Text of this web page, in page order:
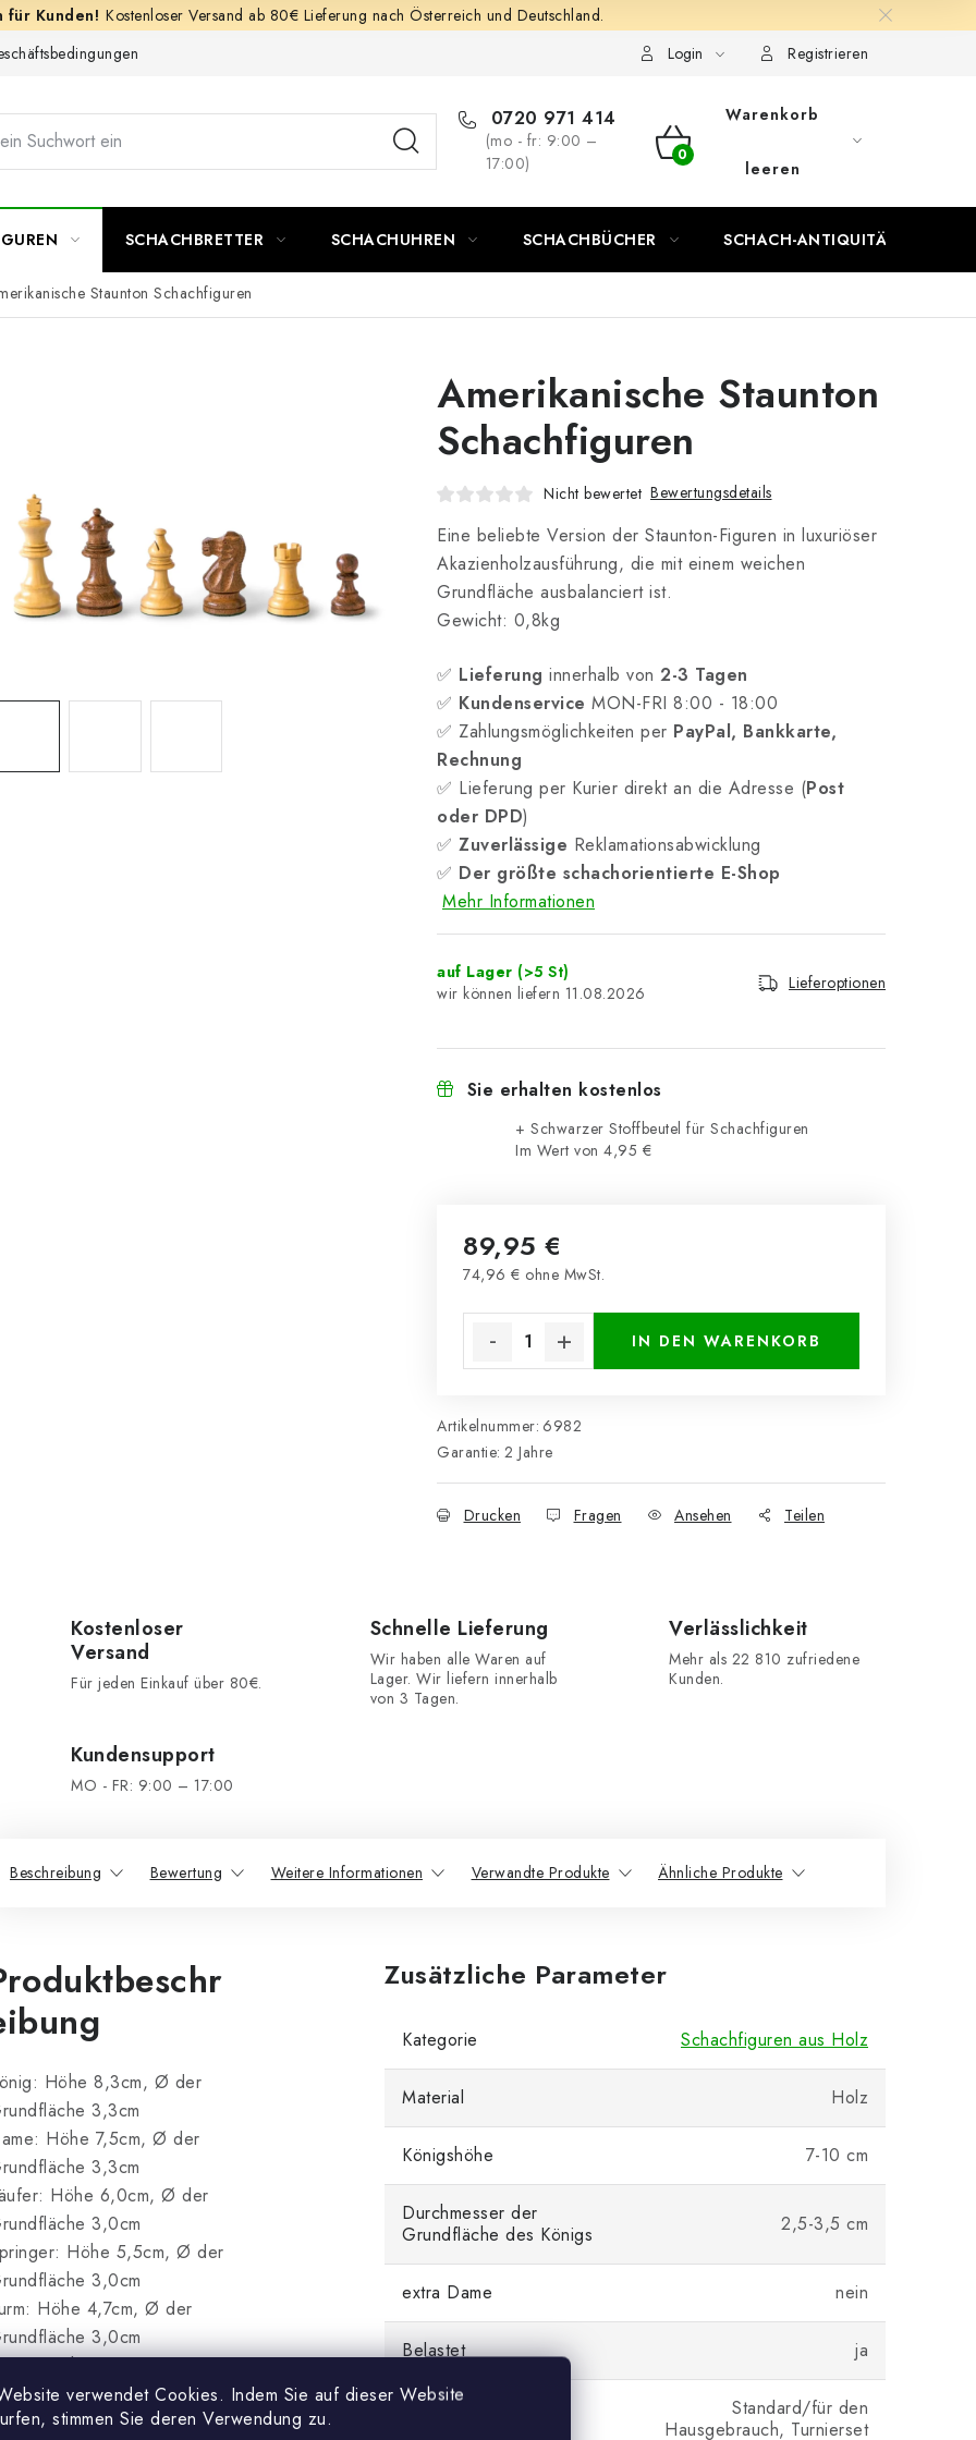
verwendet Cookies. Indem Sie auf dieser Website
stimmen Sie deren Verwendung zu.
Kostenloser Versand ab 80€ Lieferung nach Österreich und Deutschland.
Login Registrieren
0720 971 414
(mo - fr: 9:00 –
17:00)
WARENKORB
Warenkorb
leeren
SCHACHBRETTER SCHACHUHREN SCHACHBÜCHER SCHACH-ANTIQUITÄTENLADEN
Staunton Schachfiguren
Amerikanische Staunton
Schachfiguren
Nicht bewertet Bewertungsdetails
Eine beliebte Version der Staunton-Figuren in luxuriöser
Akazienholzausführung, die mit einem weichen
Grundfläche ausbalanciert ist.
Gewicht: 0,8kg
✅ Lieferung innerhalb von 2-3 Tagen
✅ Kundenservice MON-FRI 8:00 - 18:00
✅ Zahlungsmöglichkeiten per PayPal, Bankkarte,
Rechnung
✅ Lieferung per Kurier direkt an die Adresse (Post
oder DPD)
✅ Zuverlässige Reklamationsabwicklung
✅ Der größte schachorientierte E-Shop
Mehr Informationen
auf Lager (>5 St)
11.08.2026
Lieferoptionen
Sie erhalten kostenlos
+ Schwarzer Stoffbeutel für Schachfiguren
Im Wert von 4,95 €
89,95 €
74,96 € ohne MwSt.
IN DEN WARENKORB
Artikelnummer: 6982
Garantie: 2 Jahre
Drucken Fragen Ansehen Teilen
Kostenloser
Versand
Für jeden Einkauf über 80€.
Schnelle Lieferung
Wir haben alle Waren auf
Lager. Wir liefern innerhalb
von 3 Tagen.
Verlässlichkeit
Mehr als 22 810 zufriedene
Kunden.
Kundensupport
MO - FR: 9:00 – 17:00
Beschreibung Bewertung Weitere Informationen Verwandte Produkte Ähnliche Produkte
Höhe 8,3cm, Ø der
3,3cm
Höhe 7,5cm, Ø der
3,3cm
Höhe 6,0cm, Ø der
3,0cm
Höhe 5,5cm, Ø der
3,0cm
Höhe 4,7cm, Ø der
3,0cm
Höhe 4,0cm, Ø der
2,5cm
Zusätzliche Parameter
Kategorie Schachfiguren aus Holz
Material Holz
Königshöhe 7-10 cm
Durchmesser der
Grundfläche des Königs
2,5-3,5 cm
extra Dame nein
Belastet ja
Standard/für den
Hausgebrauch, Turnierset